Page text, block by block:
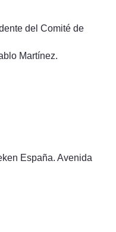
del Comité de
Martínez.
España. Avenida